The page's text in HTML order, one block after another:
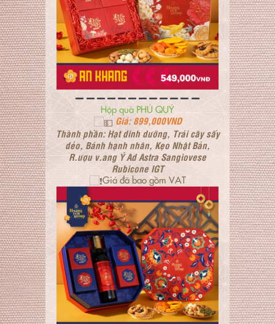
Hộp quà PHÚ QUÝ
Giá: 899,000VND
Thành phần: Hạt dinh dưỡng, Trái cây sấy
dẻo, Bánh hạnh nhân, Kẹo Nhật Bản,
R.ượu v.ang Ý Ad Astra Sangiovese
Rubicone IGT
Giá đã bao gồm VAT